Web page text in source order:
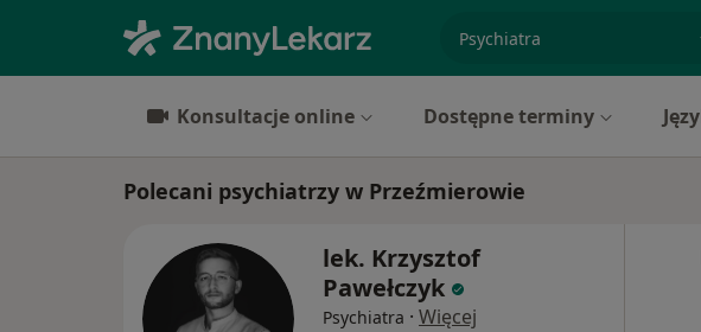
specjalizacja, badanie lub
Konsultacje online Dostępne terminy
Polecani psychiatrzy w Przeźmierowie
lek. Krzysztof
Pawełczyk
Psychiatra · Więcej